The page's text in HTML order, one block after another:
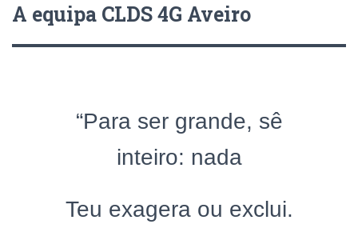
A equipa CLDS 4G Aveiro
“Para ser grande, sê
inteiro: nada
Teu exagera ou exclui.